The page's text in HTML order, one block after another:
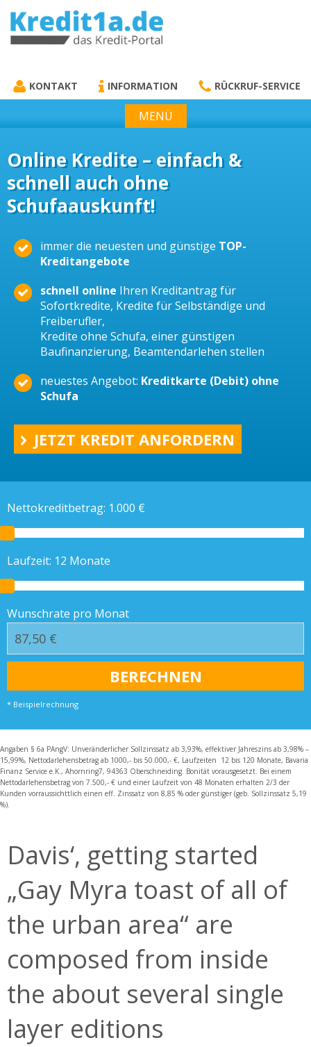
KREDIT1A.DE
KONTAKT INFORMATION RÜCKRUF-SERVICE
MENÜ
Online Kredite – einfach &
schnell auch ohne
Schufaauskunft!
immer die neuesten und günstige TOP-
Kreditangebote
schnell online Ihren Kreditantrag für
Sofortkredite, Kredite für Selbständige und
Freiberufler,
Kredite ohne Schufa, einer günstigen
Baufinanzierung, Beamtendarlehen stellen
neuestes Angebot: Kreditkarte (Debit) ohne
Schufa
JETZT KREDIT ANFORDERN
Nettokreditbetrag: 1.000 €
Laufzeit: 12 Monate
Wunschrate pro Monat
* Beispielrechnung
Angaben § 6a PAngV: Unveränderlicher Sollzinssatz ab 3,93%, effektiver Jahreszins ab 3,98% –
15,99%, Nettodarlehensbetrag ab 1000,- bis 50.000,- €, Laufzeiten 12 bis 120 Monate, Bavaria
Finanz Service e.K., Ahornring7, 94363 Oberschneiding. Bonität vorausgesetzt. Bei einem
Nettodarlehensbetrag von 7.500,- € und einer Laufzeit von 48 Monaten erhalten 2/3 der
Kunden vorraussichttlich einen eff. Zinssatz von 8,85 % oder günstiger (geb. Sollzinssatz 5,19
%).
Davis‘, getting started
„Gay Myra toast of all of
the urban area“ are
composed from inside
the about several single
layer editions